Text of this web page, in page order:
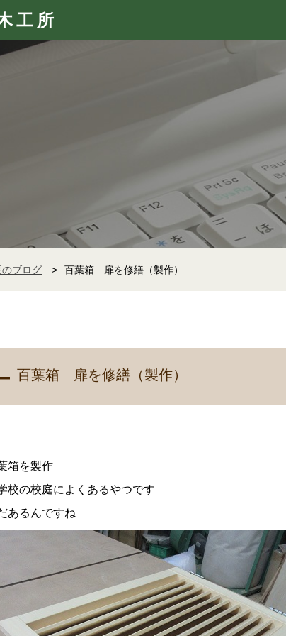
工所
のブログ 百葉箱 扉を修繕（製作）
百葉箱 扉を修繕（製作）
箱を製作
校の校庭によくあるやつです
あるんですね